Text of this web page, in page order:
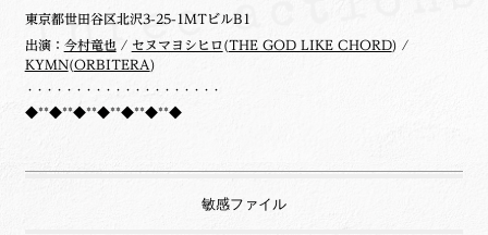
東京都世田谷区北沢3-25-1MTビルB1
出演： 今村竜也 / セヌマヨシヒロ (THE GOD LIKE CHORD) /
KYMN(ORBITERA)
・・・・・・・・・・・・・・・・・・・・
◆**◆**◆**◆**◆**◆**◆
敏感ファイル